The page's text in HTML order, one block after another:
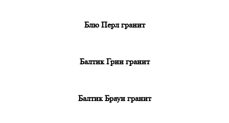
Блю Перл гранит
Балтик Грин гранит
Балтик Браун гранит